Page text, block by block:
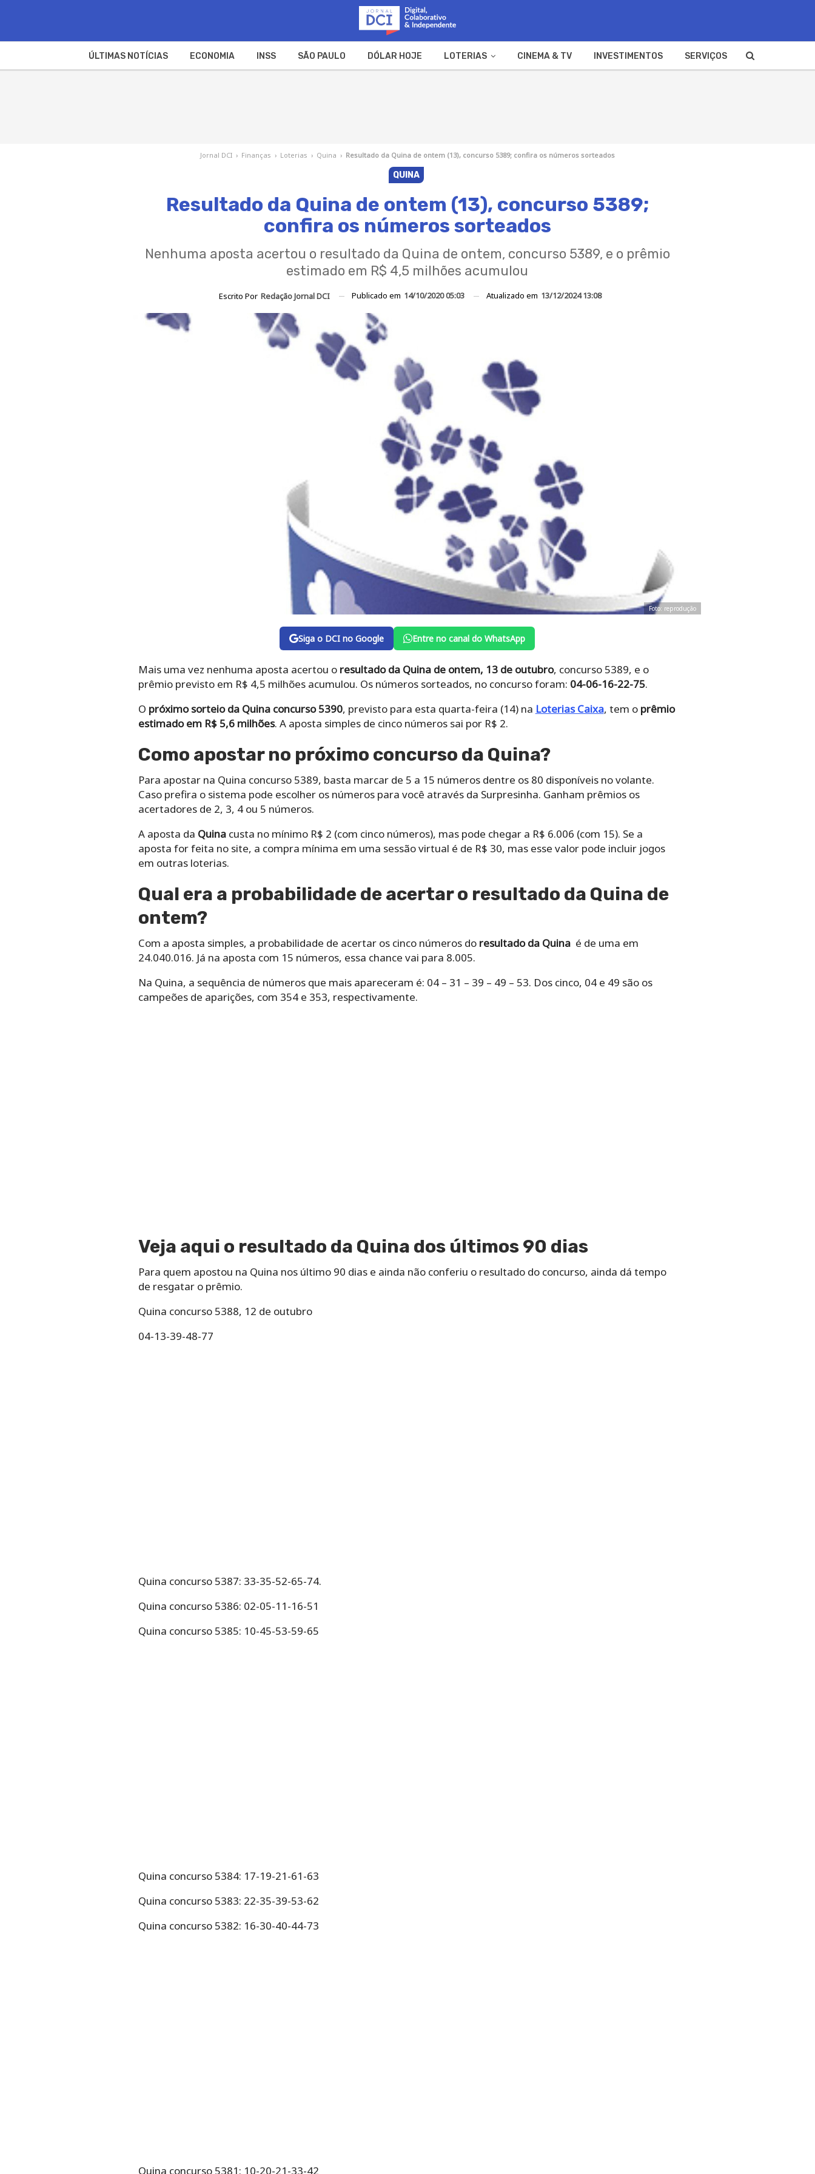
ÚLTIMAS NOTÍCIAS ECONOMIA INSS SÃO PAULO DÓLAR HOJE LOTERIAS CINEMA & TV INVESTIMENTOS SERVIÇOS
Jornal DCI › Finanças › Loterias › Quina › Resultado da Quina de ontem (13), concurso 5389; confira os números sorteados
QUINA
Resultado da Quina de ontem (13), concurso 5389;
confira os números sorteados
Nenhuma aposta acertou o resultado da Quina de ontem, concurso 5389, e o prêmio
estimado em R$ 4,5 milhões acumulou
Escrito Por Redação Jornal DCI Publicado em 14/10/2020 05:03 Atualizado em 13/12/2024 13:08
Foto: reprodução
Siga o DCI no Google Entre no canal do WhatsApp
Mais uma vez nenhuma aposta acertou oresultado da Quina de ontem, 13 de outubro, concurso 5389, e o
prêmio previsto em R$ 4,5 milhões acumulou. Os números sorteados, no concurso foram: 04-06-16-22-75.
O próximo sorteio da Quina concurso 5390, previsto para esta quarta-feira (14) na Loterias Caixa, tem oprêmio
estimado em R$ 5,6 milhões. A aposta simples de cinco números sai por R$ 2.
Como apostar no próximo concurso da Quina?
Para apostar na Quina concurso 5389, basta marcar de 5 a 15 números dentre os 80 disponíveis no volante.
Caso prefira o sistema pode escolher os números para você através da Surpresinha. Ganham prêmios os
acertadores de 2, 3, 4 ou 5 números.
A aposta da Quinacusta no mínimo R$ 2 (com cinco números), mas pode chegar a R$ 6.006 (com 15). Se a
aposta for feita no site, a compra mínima em uma sessão virtual é de R$ 30, mas esse valor pode incluir jogos
em outras loterias.
Qual era a probabilidade de acertar o resultado da Quina de
ontem?
Com a aposta simples, a probabilidade de acertar os cinco números do resultado da Quinaé de uma em
24.040.016. Já na aposta com 15 números, essa chance vai para 8.005.
Na Quina, a sequência de números que mais apareceram é: 04 – 31 – 39 – 49 – 53. Dos cinco, 04 e 49 são os
campeões de aparições, com 354 e 353, respectivamente.
Veja aqui o resultado da Quina dos últimos 90 dias
Para quem apostou na Quina nos último 90 dias e ainda não conferiu o resultado do concurso, ainda dá tempo
de resgatar o prêmio.
Quina concurso 5388, 12 de outubro
04-13-39-48-77
Quina concurso 5387: 33-35-52-65-74.
Quina concurso 5386: 02-05-11-16-51
Quina concurso 5385: 10-45-53-59-65
Quina concurso 5384: 17-19-21-61-63
Quina concurso 5383: 22-35-39-53-62
Quina concurso 5382: 16-30-40-44-73
Quina concurso 5381: 10-20-21-33-42